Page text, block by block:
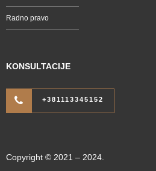
Radno pravo
KONSULTACIJE
+381113345152
Copyright © 2021 – 2024.